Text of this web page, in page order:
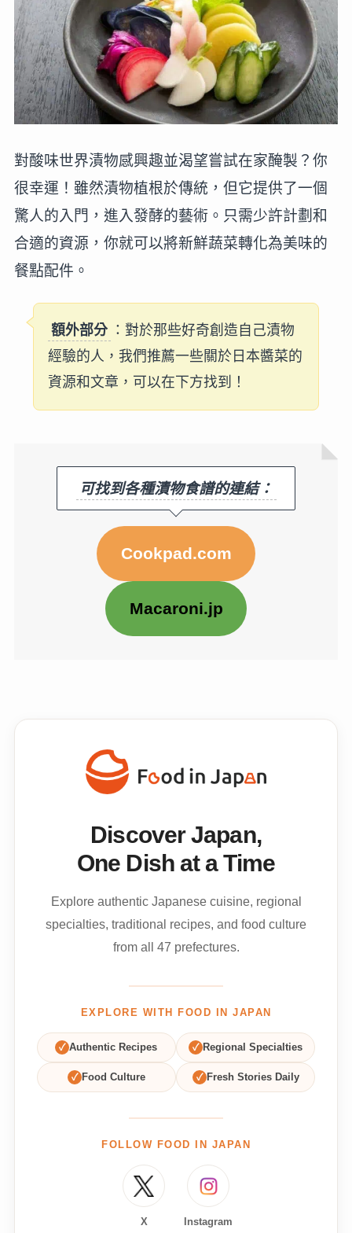
對酸味世界漬物感興趣並渴望嘗試在家醃製？你
很幸運！雖然漬物植根於傳統，但它提供了一個
驚人的入門，進入發酵的藝術。只需少許計劃和
合適的資源，你就可以將新鮮蔬菜轉化為美味的
餐點配件。
額外部分 ：對於那些好奇創造自己漬物
經驗的人，我們推薦一些關於日本醬菜的
資源和文章，可以在下方找到！
可找到各種漬物食譜的連結：
Cookpad.com
Macaroni.jp
Discover Japan,
One Dish at a Time
Explore authentic Japanese cuisine, regional
specialties, traditional recipes, and food culture
from all 47 prefectures.
EXPLORE WITH FOOD IN JAPAN
✓ Authentic Recipes ✓ Regional Specialties
✓ Food Culture ✓ Fresh Stories Daily
FOLLOW FOOD IN JAPAN
X Instagram